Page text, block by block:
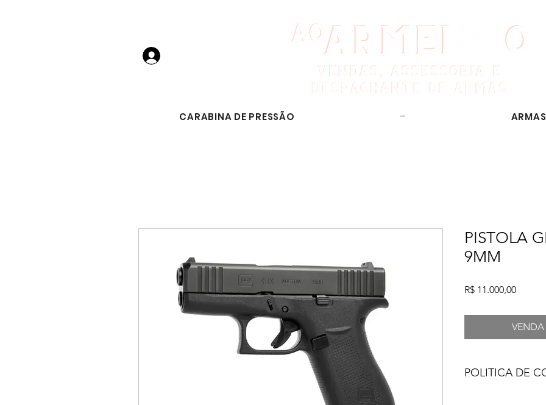
CARABINA DE PRESSÃO
PISTOLA
9MM
R$ 11.000,00Preço
POLITICA DE